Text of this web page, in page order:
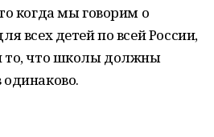
когда мы говорим о
всех детей по всей России,
то, что школы должны
одинаково.